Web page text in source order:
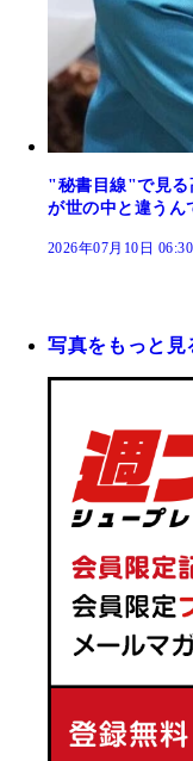
"秘書目線"で見る
が世の中と違うん
2026年07月10日 06:30
写真をもっと見